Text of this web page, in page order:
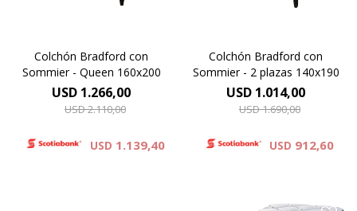
Colchón Bradford con
Sommier - Queen 160x200
USD 1.266,00
USD2.110,00
USD 1.139,40
Colchón Bradford con
Sommier - 2 plazas 140x190
USD 1.014,00
USD1.690,00
USD 912,60